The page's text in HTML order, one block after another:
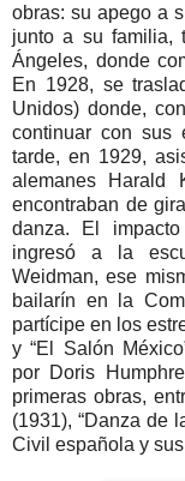
obras: su apego a
junto a su familia,
Ángeles, donde
En 1928, se
Unidos) donde,
continuar con sus
tarde, en 1929,
alemanes Harald
encontraban de
danza. El
ingresó a la
Weidman, ese
bailarín en la
partícipe en los
y “El Salón
por Doris
primeras obras,
(1931), “Danza de
Civil española y